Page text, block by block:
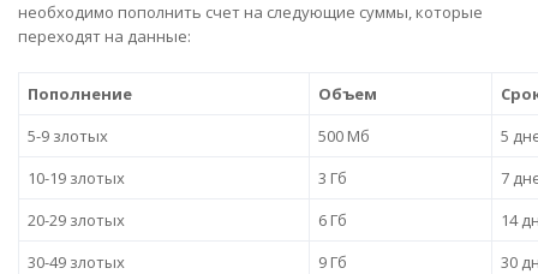
необходимо пополнить счет на следующие суммы, которые
переходят на данные:
Пополнение Объем
5-9 злотых
500 Мб
5
10-19 злотых
3 Гб
7
20-29 злотых
6 Гб
14
30-49 злотых
9 Гб
30